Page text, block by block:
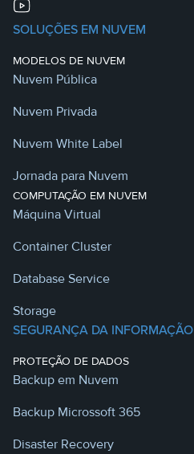
SOLUÇÕES EM NUVEM
MODELOS DE NUVEM
Nuvem Pública
Nuvem Privada
Nuvem White Label
Jornada para Nuvem
COMPUTAÇÃO EM NUVEM
Máquina Virtual
Container Cluster
Database Service
Storage
SEGURANÇA DA INFORMAÇÃO
PROTEÇÃO DE DADOS
Backup em Nuvem
Backup Microssoft 365
Disaster Recovery